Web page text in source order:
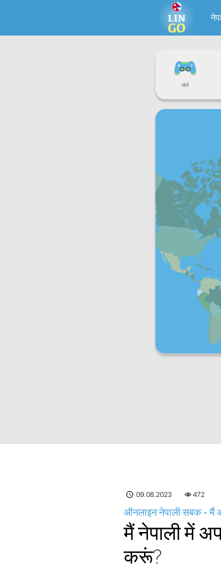
खेलें
09.08.2023 472
ऑनलाइन नेपाली सबक - मैं
मैं नेपाली में
करूं?